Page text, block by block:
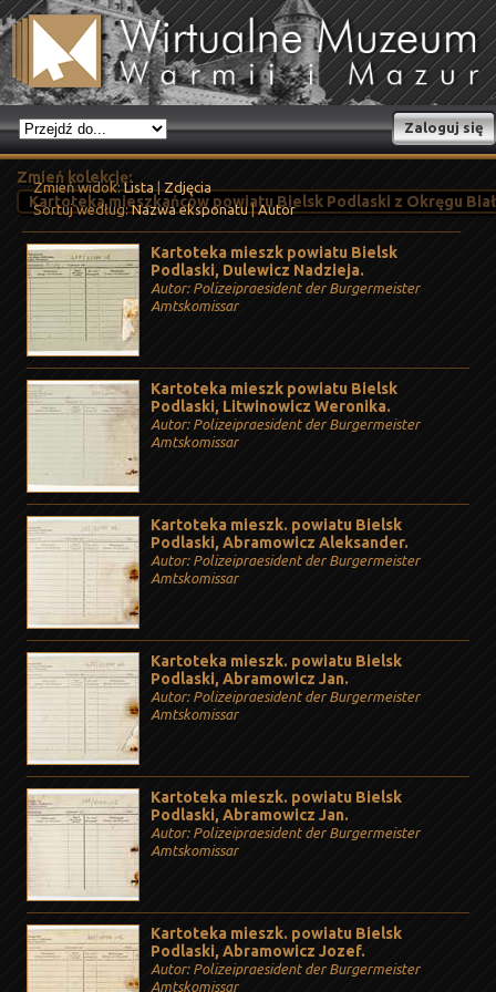
Zaloguj się
Zmień kolekcję:
Zmień widok:Lista|Zdjęcia
Sortuj według:Nazwa eksponatu|Autor
Kartoteka mieszk powiatu Bielsk
Podlaski, Dulewicz Nadzieja.
Autor: Polizeipraesident der Burgermeister
Amtskomissar
Kartoteka mieszk powiatu Bielsk
Podlaski, Litwinowicz Weronika.
Autor: Polizeipraesident der Burgermeister
Amtskomissar
Kartoteka mieszk. powiatu Bielsk
Podlaski, Abramowicz Aleksander.
Autor: Polizeipraesident der Burgermeister
Amtskomissar
Kartoteka mieszk. powiatu Bielsk
Podlaski, Abramowicz Jan.
Autor: Polizeipraesident der Burgermeister
Amtskomissar
Kartoteka mieszk. powiatu Bielsk
Podlaski, Abramowicz Jan.
Autor: Polizeipraesident der Burgermeister
Amtskomissar
Kartoteka mieszk. powiatu Bielsk
Podlaski, Abramowicz Jozef.
Autor: Polizeipraesident der Burgermeister
Amtskomissar